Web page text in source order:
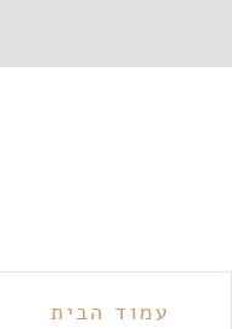
עמוד הבית